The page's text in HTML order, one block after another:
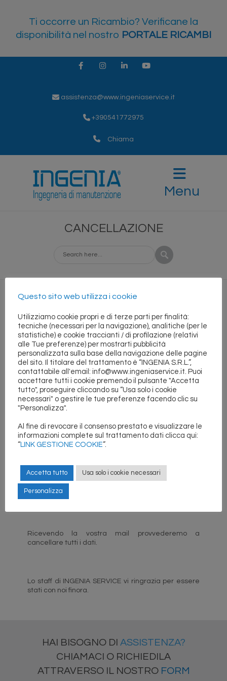
Ti occorre un Ricambio? Verificane la
disponibilità nel nostro PORTALE RICAMBI
assistenza@www.ingeniaservice.it
+390541772975
Chiama
Menu
CANCELLAZIONE
list cliccate sul pulsante qui sotto e inviate la mail.
LINK CANCELLAZIONE
inviate la mail per la cancellazione sia quello su cui
chiediamo di indicarcelo nel corpo della mail.
Ricevendo la vostra mail provvederemo a
cancellare tutti i dati.
Lo staff di INGENIA SERVICE vi ringrazia per essere
stati con noi finora.
HAI BISOGNO DI ASSISTENZA?
CHIAMACI O RICHIEDILA
ATTRAVERSO IL NOSTRO FORM
Questo sito web utilizza i cookie
Utilizziamo cookie propri e di terze parti per finalità:
tecniche (necessari per la navigazione), analitiche (per le
statistiche) e cookie traccianti / di profilazione (relativi
alle Tue preferenze) per mostrarti pubblicità
personalizzata sulla base della navigazione delle pagine
del sito. Il titolare del trattamento è “INGENIA S.R.L.”,
contattabile all'email: info@www.ingeniaservice.it. Puoi
accettare tutti i cookie premendo il pulsante "Accetta
tutto", proseguire cliccando su “Usa solo i cookie
necessari" o gestire le tue preferenze facendo clic su
"Personalizza".
Al fine di revocare il consenso prestato e visualizzare le
informazioni complete sul trattamento dati clicca qui:
“LINK GESTIONE COOKIE”.
Accetta tutto Usa solo i cookie necessari
Personalizza